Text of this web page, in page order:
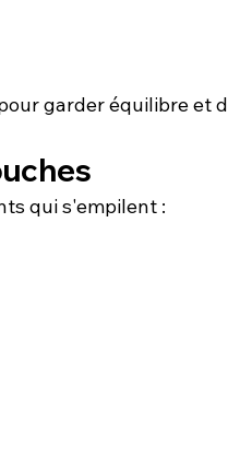
garder équilibre et
qui s'empilent :